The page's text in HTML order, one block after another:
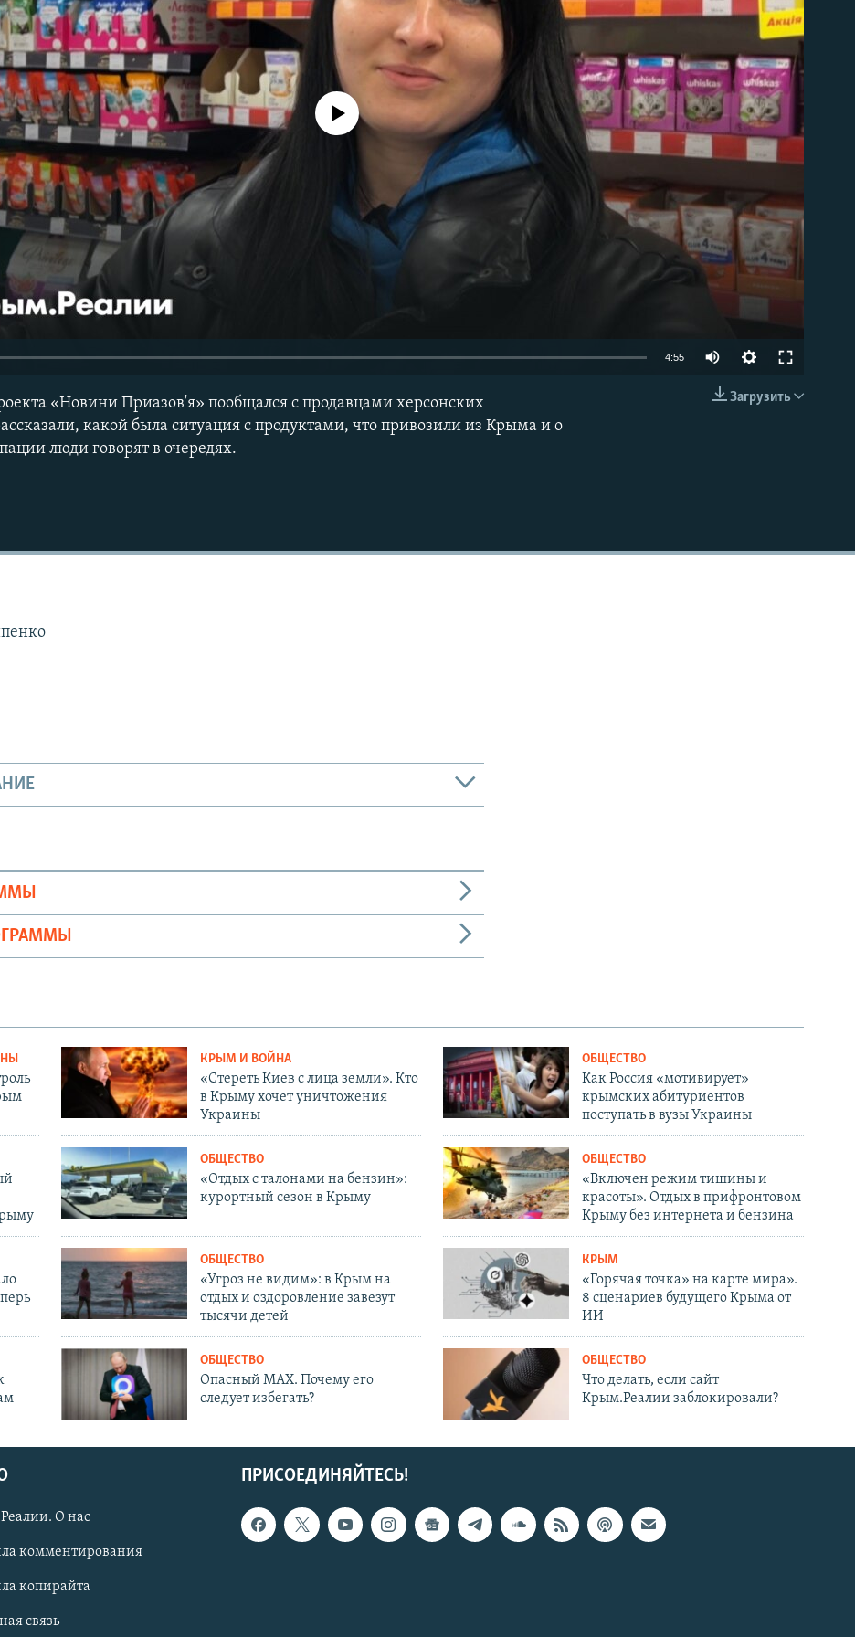
EMBED
No media source currently available
4:55
240p
Загрузить
«Новини Приазов'я» пообщался с продавцами херсонских
какой была ситуация с продуктами, что привозили из Крыма и о
люди говорят в очередях.
КРЫМ И ВОЙНА
«Стереть Киев с лица земли». Кто
в Крыму хочет уничтожения
Украины
ОБЩЕСТВО
Как Россия «мотивирует»
крымских абитуриентов
поступать в вузы Украины
ОБЩЕСТВО
«Отдых с талонами на бензин»:
курортный сезон в Крыму
ОБЩЕСТВО
«Включен режим тишины и
красоты». Отдых в прифронтовом
Крыму без интернета и бензина
ОБЩЕСТВО
«Угроз не видим»: в Крым на
отдых и оздоровление завезут
тысячи детей
КРЫМ
«Горячая точка» на карте мира».
8 сценариев будущего Крыма от
ИИ
ОБЩЕСТВО
Опасный MAX. Почему его
следует избегать?
ОБЩЕСТВО
Что делать, если сайт
Крым.Реалии заблокировали?
ПРИСОЕДИНЯЙТЕСЬ!
О нас
комментирования
копирайта
связь